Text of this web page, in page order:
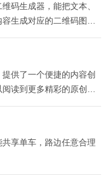
码生成器，能把文本、
生成对应的二维码图
供了一个便捷的内容创
读到更多精彩的原创内
享单车，路边任意合理